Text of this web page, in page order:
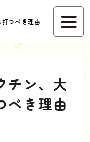
つべき理由
チン、大
べき理由